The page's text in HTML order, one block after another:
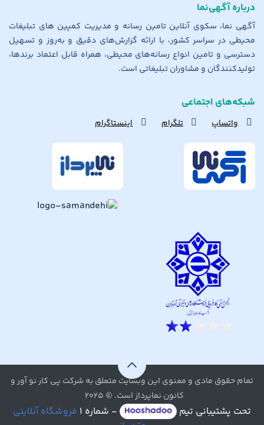
درباره آگهی‌نما
آگهی نما، سکوی آنلاین تامین رسانه و مدیریت کمپین های تبلیغات
محیطی در سراسر کشور، با ارائه گزارش‌های دقیق و به‌روز و تسهیل
دسترسی و تامین انواع رسانه‌های محیطی، همراه قابل اعتماد برندها،
تولیدکنندگان و مشاوران تبلیغاتی است.
شبکه‌های اجتماعی
واتساپ تلگرام اینستاگرام
تمام حقوق مادی و معنوی این وبسایت متعلق به شرکت پی کار نو آور و
کانون نماپرداز است. © ۲۰۲۵
تحت پشتیبانی تیم - شماره ۱ فروشگاه آنلاینی